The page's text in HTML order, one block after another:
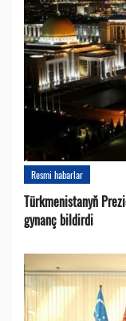
Resmi habarlar
Türkmenistanyň
gynanç bildirdi